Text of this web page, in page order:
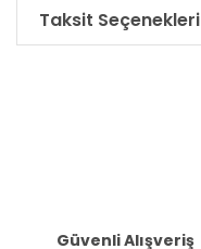
Taksit Seçenekleri
Güvenli Alışveriş